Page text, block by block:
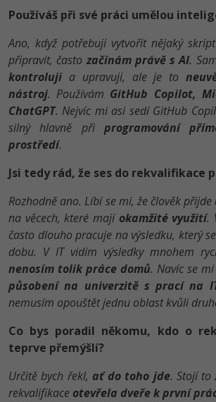
Používáš při své práci umělou
Ano, když potřebuji vytvořit nějaký
připravit, často začínám právě s AI.
kontroluji a upravuji, ale je to
nástroj. Používám GitHub Copilot,
ChatGPT. Nejvíc mi asi sedí GitHub
silný hlavně při programování
prostředí.
Jsi tedy rád, že ses do rekvalifikace
Rozhodně ano. Líbí se mi, že člověk
na věcech, které mají okamžité využití.
často dlouho pracuje na výsledku, který
dobu. V IT vidím výsledky mnohem
nenosím tolik práce domů. Navíc se
působení na univerzitě s prací na
nemusím opouštět jednu oblast kvůli
Co bys poradil někomu, kdo o
teprve přemýšlí?
Určitě bych řekl, ať do toho jde. Stojí to
rekvalifikace otevřela dveře k první